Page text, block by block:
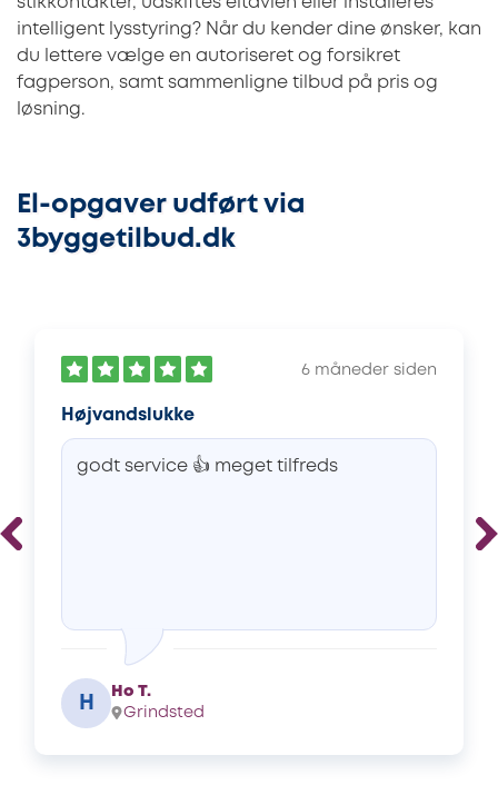
intelligent lysstyring? Når du kender dine ønsker, kan
du lettere vælge en autoriseret og forsikret
fagperson, samt sammenligne tilbud på pris og
løsning.
El-opgaver udført via
3byggetilbud.dk
6 måneder siden
Højvandslukke
godt service 👍 meget tilfreds
H
Ho T.
Grindsted